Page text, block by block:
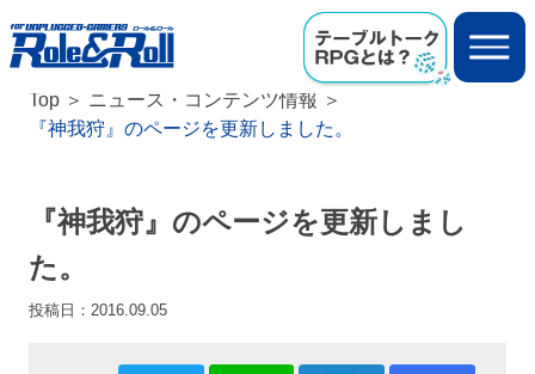
Top
ニュース・コンテンツ情報
『神我狩』のページを更新しました。
『神我狩』のページを更新しまし
た。
投稿日： 2016.09.05